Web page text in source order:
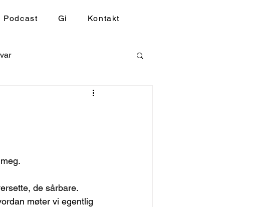
Podcast Gi Kontakt
de sårbare.
møter vi egentlig